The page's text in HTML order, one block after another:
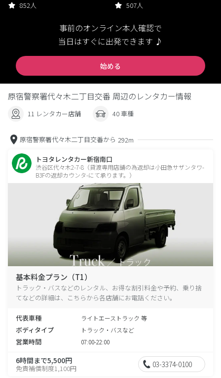
852人 507人
事前のオンライン本人確認で
当日はすぐに出発できます ♪
始める
原宿警察署代々木二丁目交番 周辺のレンタカー情報
11 レンタカー店舗 40 車種
原宿警察署代々木二丁目交番から 292m
トヨタレンタカー新宿南口
渋谷区代々木2-7-8（貸渡専用店舗の為返却は小田急サザンタワ-
B3Fの返却カウンタ-にて承ります。）
基本料金プラン（T1）
トラック・バスなどのレンタル、お得な割引料金や予約、乗り捨
てなどの詳細は、こちらから各店舗にお電話ください。
代表車種 ライトエーストラック 等
ボディタイプ トラック・バスなど
営業時間 07:00-22:00
6時間まで5,500円
免責補償制度1,100円 03-3374-0100